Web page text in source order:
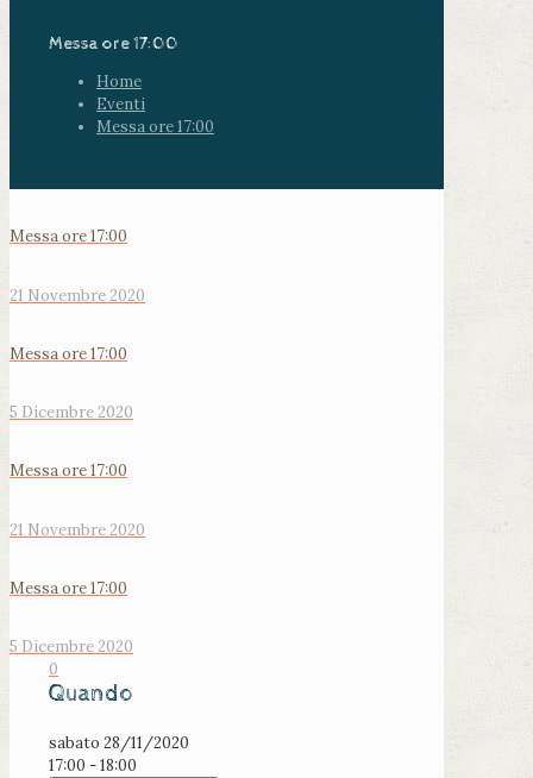
Messa ore 17:00
Home
Eventi
Messa ore 17:00
Messa ore 17:00
21 Novembre 2020
Messa ore 17:00
5 Dicembre 2020
Messa ore 17:00
21 Novembre 2020
Messa ore 17:00
5 Dicembre 2020
0
Quando
sabato 28/11/2020
17:00 - 18:00